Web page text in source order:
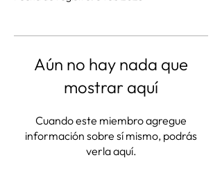
Aún no hay nada que
mostrar aquí
Cuando este miembro agregue
información sobre sí mismo, podrás
verla aquí.